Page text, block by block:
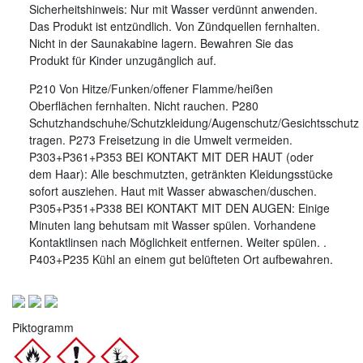
Sicherheitshinweis: Nur mit Wasser verdünnt anwenden.
Das Produkt ist entzündlich. Von Zündquellen fernhalten.
Nicht in der Saunakabine lagern. Bewahren Sie das
Produkt für Kinder unzugänglich auf.
P210 Von Hitze/Funken/offener Flamme/heißen
Oberflächen fernhalten. Nicht rauchen. P280
Schutzhandschuhe/Schutzkleidung/Augenschutz/Gesichtsschutz
tragen. P273 Freisetzung in die Umwelt vermeiden.
P303+P361+P353 BEI KONTAKT MIT DER HAUT (oder
dem Haar): Alle beschmutzten, getränkten Kleidungsstücke
sofort ausziehen. Haut mit Wasser abwaschen/duschen.
P305+P351+P338 BEI KONTAKT MIT DEN AUGEN: Einige
Minuten lang behutsam mit Wasser spülen. Vorhandene
Kontaktlinsen nach Möglichkeit entfernen. Weiter spülen. .
P403+P235 Kühl an einem gut belüfteten Ort aufbewahren.
Piktogramm